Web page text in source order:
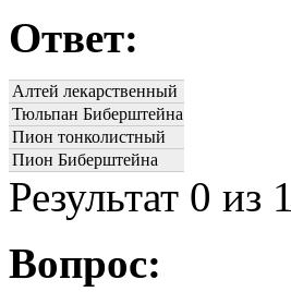
Ответ:
Алтей лекарственный
Тюльпан Биберштейна
Пион тонколистный
Пион Биберштейна
Результат 0 из 1
Вопрос: